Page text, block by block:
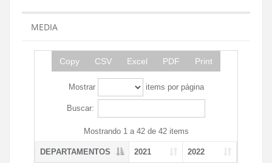
MEDIA
Copy CSV Excel PDF Print
Mostrar items por página
Buscar:
Mostrando 1 a 42 de 42 items
DEPARTAMENTOS 2021 2022